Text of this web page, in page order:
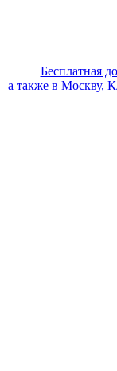
Бесплатная
а также в Москву,